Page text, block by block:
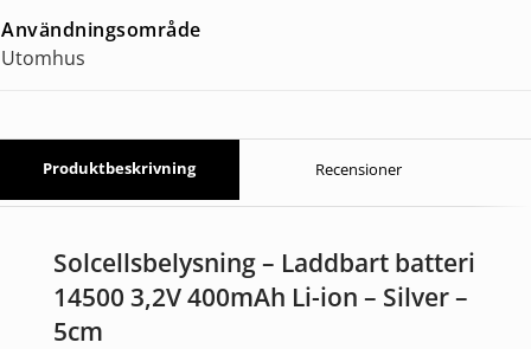
Användningsområde
Utomhus
Produktbeskrivning Recensioner
Solcellsbelysning – Laddbart batteri
14500 3,2V 400mAh Li-ion – Silver –
5cm